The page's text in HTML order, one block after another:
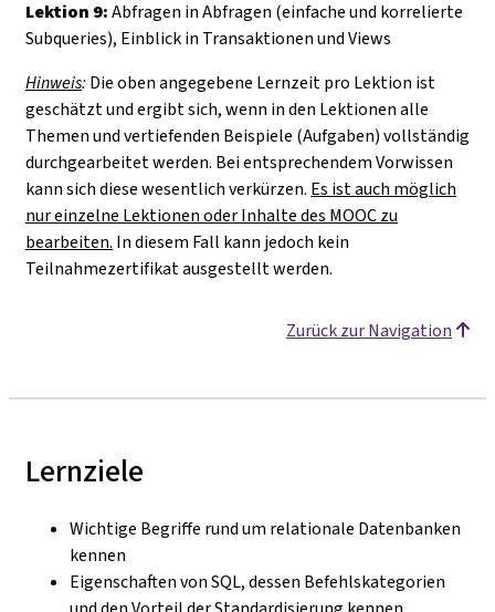
Lektion 9:Abfragen in Abfragen (einfache und korrelierte
Subqueries), Einblick in Transaktionen und Views
Hinweis:Die oben angegebene Lernzeit pro Lektion ist
geschätzt und ergibt sich, wenn in den Lektionen alle
Themen und vertiefenden Beispiele (Aufgaben) vollständig
durchgearbeitet werden. Bei entsprechendem Vorwissen
kann sich diese wesentlich verkürzen. Es ist auch möglich
nur einzelne Lektionen oder Inhalte des MOOC zu
bearbeiten. In diesem Fall kann jedoch kein
Teilnahmezertifikat ausgestellt werden.
Zurück zur Navigation
Lernziele
Wichtige Begriffe rund um relationale Datenbanken
kennen
Eigenschaften von SQL, dessen Befehlskategorien